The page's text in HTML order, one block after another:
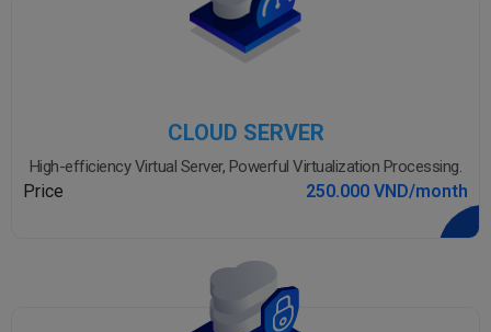
CLOUD SERVER
High-efficiency Virtual Server, Powerful Virtualization Processing.
Price 250.000 VND/month